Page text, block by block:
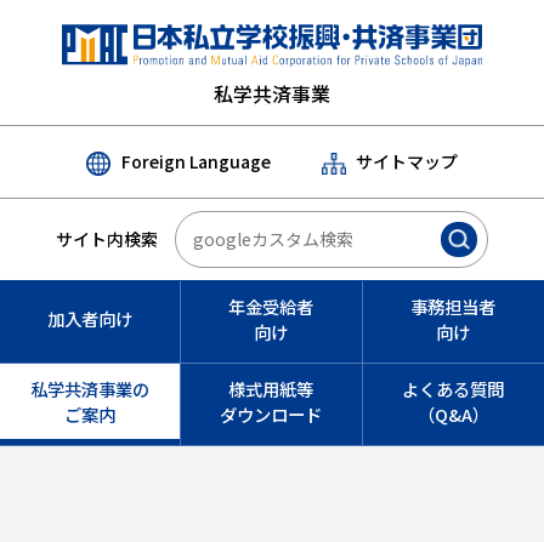
私学共済事業
Foreign Language サイトマップ
サイト内検索
加入者向け
年金受給者
向け
事務担当者
向け
私学共済事業の
ご案内
様式用紙等
ダウンロード
よくある質問
（Q&A）